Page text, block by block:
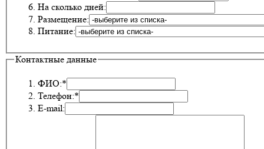
На сколько дней:
Размещение:
Питание:
Контактные данные
ФИО:*
Телефон:*
E-mail: